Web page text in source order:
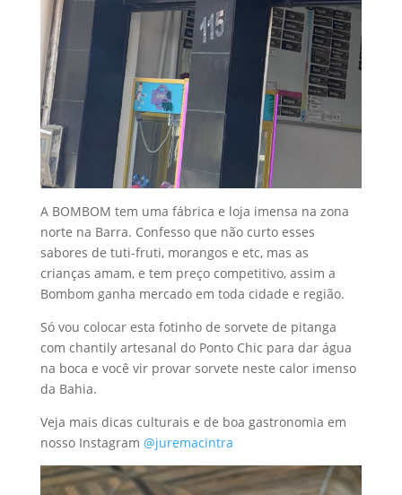
A BOMBOM tem uma fábrica e loja imensa na zona
norte na Barra. Confesso que não curto esses
sabores de tuti-fruti, morangos e etc, mas as
crianças amam, e tem preço competitivo, assim a
Bombom ganha mercado em toda cidade e região.
Só vou colocar esta fotinho de sorvete de pitanga
com chantily artesanal do Ponto Chic para dar água
na boca e você vir provar sorvete neste calor imenso
da Bahia.
Veja mais dicas culturais e de boa gastronomia em
nosso Instagram @juremacintra